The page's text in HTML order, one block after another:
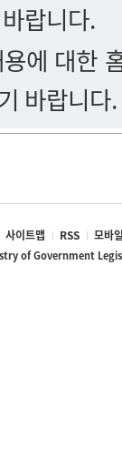
랍니다.
에 대한
바랍니다.
사이트맵 RSS 모바
of Government